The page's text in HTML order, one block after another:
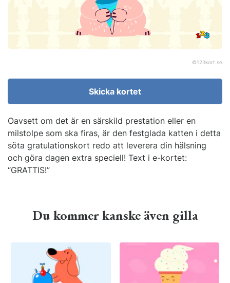
©123kort.se
Skicka kortet
Oavsett om det är en särskild prestation eller en
milstolpe som ska firas, är den festglada katten i detta
söta gratulationskort redo att leverera din hälsning
och göra dagen extra speciell! Text i e-kortet:
“GRATTIS!”
Du kommer kanske även gilla